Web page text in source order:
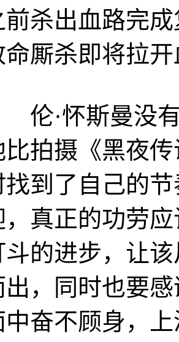
前杀出血路完
命厮杀即将拉
·怀斯曼没有
比拍摄《黑夜
找到了自己的
，真正的功劳
斗的进步，让
出，同时也要
中奋不顾身，